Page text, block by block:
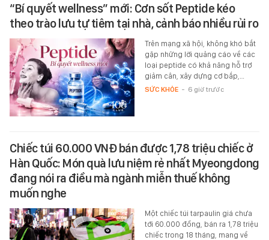
“Bí quyết wellness” mới: Cơn sốt Peptide kéo
theo trào lưu tự tiêm tại nhà, cảnh báo nhiều rủi ro
Trên mạng xã hội, không khó bắt
gặp những lời quảng cáo về các
loại peptide có khả năng hỗ trợ
giảm cân, xây dựng cơ bắp,…
SỨC KHỎE - 6 giờ trước
Chiếc túi 60.000 VNĐ bán được 1,78 triệu chiếc ở
Hàn Quốc: Món quà lưu niệm rẻ nhất Myeongdong
đang nói ra điều mà ngành miễn thuế không
muốn nghe
Một chiếc túi tarpaulin giá chưa
tới 60.000 đồng, bán ra 1,78 triệu
chiếc trong 18 tháng, mang về